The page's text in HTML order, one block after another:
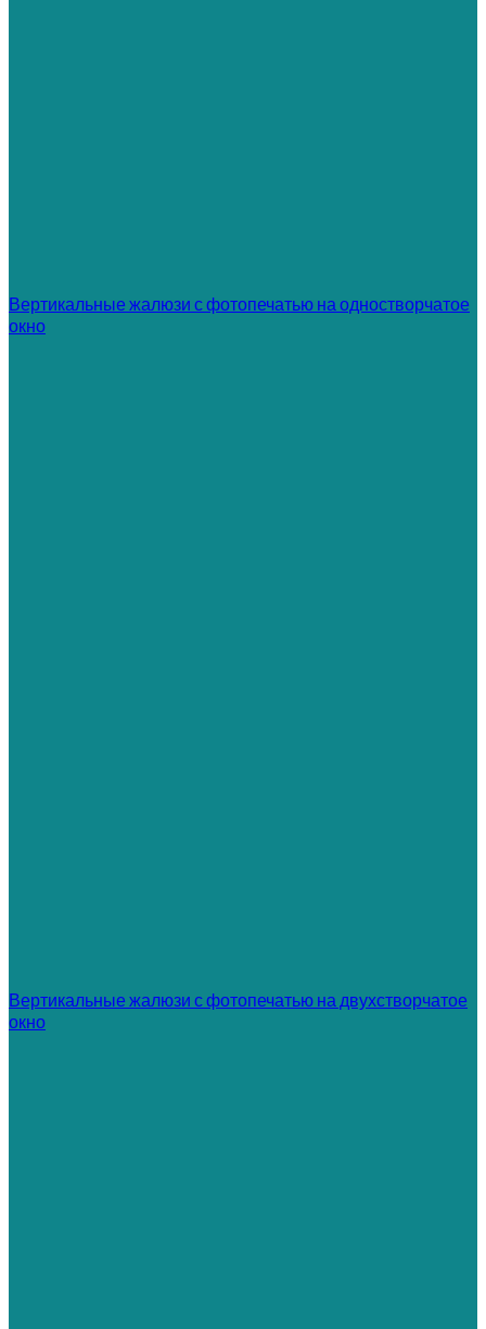
Вертикальные жалюзи с фотопечатью на одностворчатое
окно
Вертикальные жалюзи с фотопечатью на двухстворчатое
окно